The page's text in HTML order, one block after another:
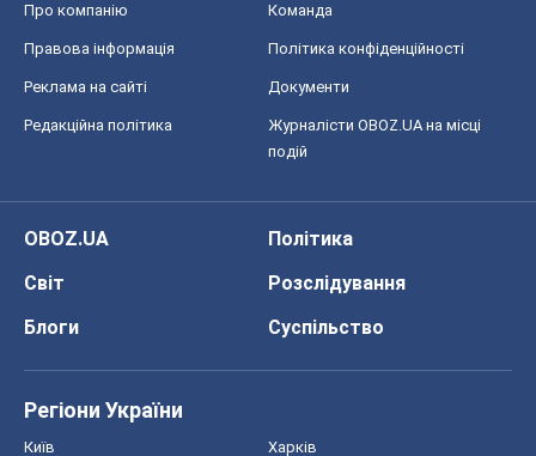
Про компанію Команда
Правова інформація Політика конфіденційності
Реклама на сайті Документи
Редакційна політика
Журналісти OBOZ.UA на місці
подій
OBOZ.UA
Політика
Світ
Розслідування
Блоги
Суспільство
Регіони України
Київ Харків